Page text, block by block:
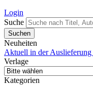
Login
Suche
Neuheiten
Aktuell in der Auslieferung
Verlage
Kategorien